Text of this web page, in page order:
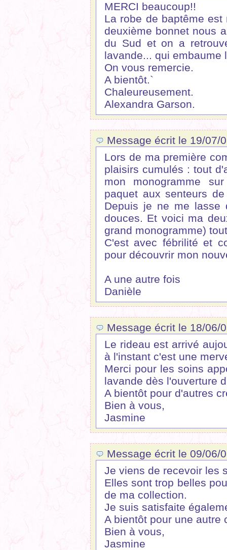
MERCI beaucoup!!
La robe de baptême
deuxième bonnet nous
du Sud et on a
lavande... qui embaume
On vous remercie.
A bientôt.`
Chaleureusement.
Alexandra Garson.
Message écrit le 19/07/
Lors de ma première
plaisirs cumulés : tout
mon monogramme
paquet aux senteurs
Depuis je ne me lasse
douces. Et voici ma
grand monogramme)
C'est avec fébrilité et
pour découvrir mon
A une autre fois
Danièle
Message écrit le 18/06/
Le rideau est arrivé
à l'instant c'est une
Merci pour les soins
lavande dès l'ouverture
A bientôt pour d'autres
Bien à vous,
Jasmine
Message écrit le 09/06/
Je viens de recevoir les
Elles sont trop belles
de ma collection.
Je suis satisfaite
A bientôt pour une autre
Bien à vous,
Jasmine